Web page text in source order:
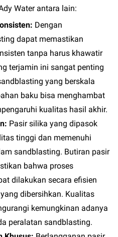
Water antara lain:
Dengan
dapat memastikan
tanpa harus khawatir
terjamin ini sangat penting
yang berskala
baku bisa menghambat
kualitas hasil akhir.
Pasir silika yang dipasok
tinggi dan memenuhi
sandblasting. Butiran pasir
bahwa proses
dilakukan secara efisien
dibersihkan. Kualitas
kemungkinan adanya
peralatan sandblasting.